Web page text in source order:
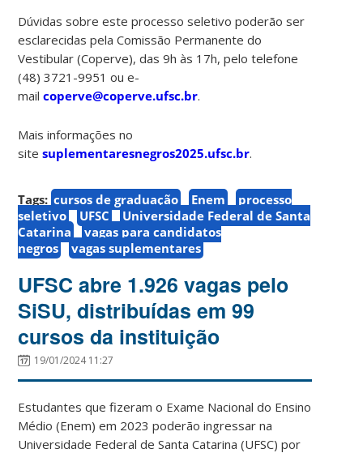
Dúvidas sobre este processo seletivo poderão ser
esclarecidas pela Comissão Permanente do
Vestibular (Coperve), das 9h às 17h, pelo telefone
(48) 3721-9951 ou e-
mailcoperve@coperve.ufsc.br.
Mais informações no
sitesuplementaresnegros2025.ufsc.br.
Tags: cursos de graduação Enem
processo
seletivo
UFSC
Universidade Federal de Santa
Catarina
vagas para candidatos
negros
vagas suplementares
UFSC abre 1.926 vagas pelo
SiSU, distribuídas em 99
cursos da instituição
19/01/2024 11:27
Estudantes que fizeram o Exame Nacional do Ensino
Médio (Enem) em 2023 poderão ingressar na
Universidade Federal de Santa Catarina (UFSC) por